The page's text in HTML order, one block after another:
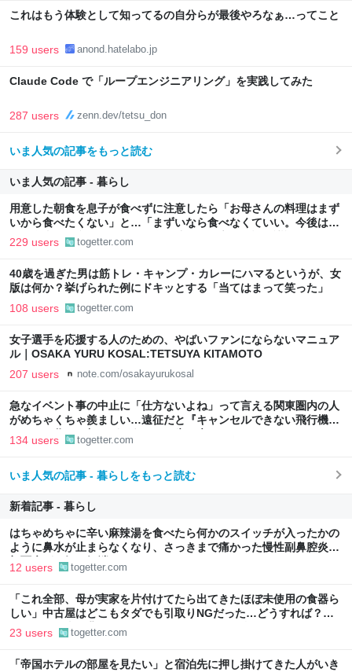
これはもう体験として知ってるの自分らが最後やろなぁ…ってこと
159 users anond.hatelabo.jp
Claude Code で「ループエンジニアリング」を実践してみた
287 users zenn.dev/tetsu_don
いま人気の記事をもっと読む
いま人気の記事 - 暮らし
用意した朝食を息子が食べずに注意したら「お母さんの料理はまず
いから食べたくない」と…「まずいなら食べなくていい。今後は自
分で食事を用意しなさい。お金は渡す」と言った話が議論に
229 users togetter.com
40歳を過ぎた男は筋トレ・キャンプ・カレーにハマるというが、女
版は何か？挙げられた例にドキッとする「当てはまって笑った」
108 users togetter.com
女子選手を応援する人のための、やばいファンにならないマニュア
ル｜OSAKA YURU KOSAL:TETSUYA KITAMOTO
207 users note.com/osakayurukosal
急なイベント事の中止に「仕方ないよね」って言える関東圏内の人
がめちゃくちゃ羨ましい…遠征だと『キャンセルできない飛行機代
とホテル代』の怒りがどうしても先に来る
134 users togetter.com
いま人気の記事 - 暮らしをもっと読む
新着記事 - 暮らし
はちゃめちゃに辛い麻辣湯を食べたら何かのスイッチが入ったかの
ように鼻水が止まらなくなり、さっきまで痛かった慢性副鼻腔炎の
顔面痛が一気に解消した
12 users togetter.com
「これ全部、母が実家を片付けてたら出てきたほぼ未使用の食器ら
しい」中古屋はどこもタダでも引取りNGだった…どうすれば？→
どうやら歴史的背景がありそう「ジモティーを利用しては？」
23 users togetter.com
「帝国ホテルの部屋を見たい」と宿泊先に押し掛けてきた人がいき